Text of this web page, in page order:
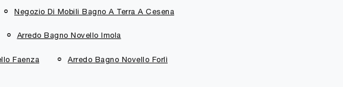
Negozio Di Mobili Bagno A Terra A Cesena
Arredo Bagno Novello Imola
Faenza Arredo Bagno Novello Forlì